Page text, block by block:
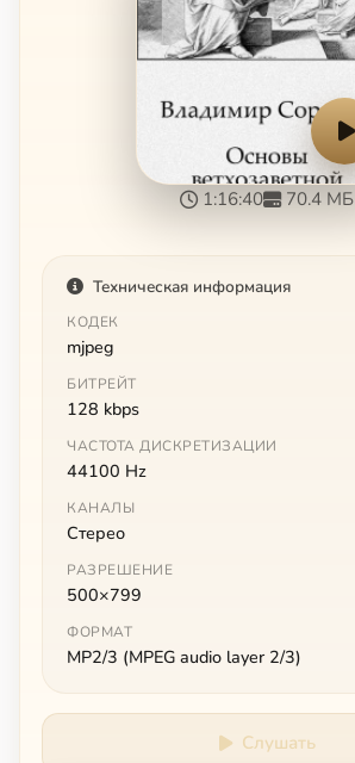
1:16:40 70.4 МБ
Техническая информация
КОДЕК
mjpeg
БИТРЕЙТ
128 kbps
ЧАСТОТА ДИСКРЕТИЗАЦИИ
44100 Hz
КАНАЛЫ
Стерео
РАЗРЕШЕНИЕ
500×799
ФОРМАТ
MP2/3 (MPEG audio layer 2/3)
Слушать